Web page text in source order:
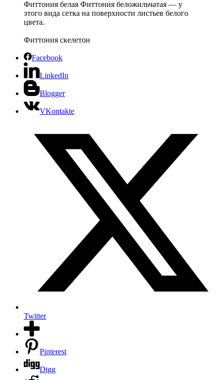
Фиттония белая Фиттония беложильчатая — у
этого вида сетка на поверхности листьев белого
цвета.
Фиттония скелетон
Facebook
LinkedIn
Blogger
VKontakte
Twitter
Pinterest
Digg